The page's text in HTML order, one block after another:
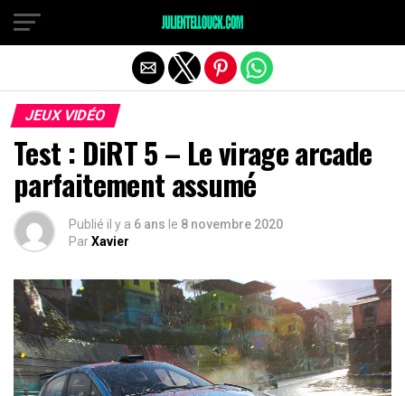
JEUX VIDÉO
Test : DiRT 5 – Le virage arcade
parfaitement assumé
Publié il y a 6 ans le 8 novembre 2020
ParXavier